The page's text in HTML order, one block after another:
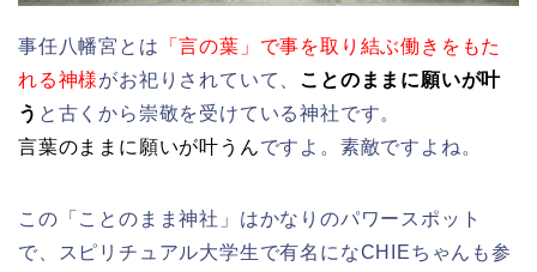
事任八幡宮とは 「言の葉」で事を取り結ぶ働きをもた
れる神様がお祀りされていて、
ことのままに願いが叶
う と古くから崇敬を受けている神社です。
言葉のままに願いが叶うんですよ。素敵ですよね。
この「ことのまま神社」はかなりのパワースポット
で、スピリチュアル大学生で有名になCHIEちゃんも参